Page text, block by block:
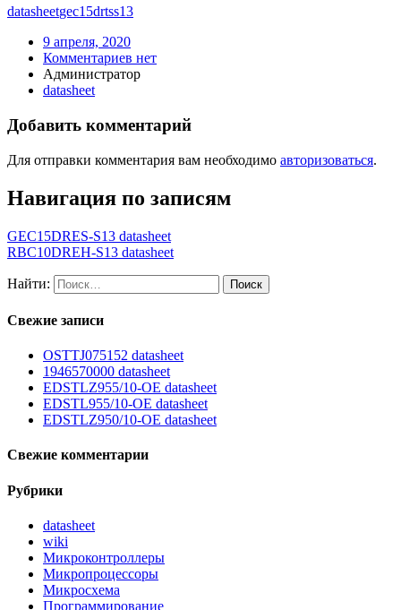
datasheetgec15drtss13
9 апреля, 2020
Комментариев нет
Администратор
datasheet
Добавить комментарий
Для отправки комментария вам необходимо авторизоваться.
Навигация по записям
GEC15DRES-S13 datasheet
RBC10DREH-S13 datasheet
Найти:
Свежие записи
OSTTJ075152 datasheet
1946570000 datasheet
EDSTLZ955/10-OE datasheet
EDSTL955/10-OE datasheet
EDSTLZ950/10-OE datasheet
Свежие комментарии
Рубрики
datasheet
wiki
Микроконтроллеры
Микропроцессоры
Микросхема
Программирование